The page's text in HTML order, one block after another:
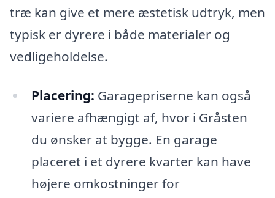
træ kan give et mere æstetisk udtryk, men
typisk er dyrere i både materialer og
vedligeholdelse.
Placering: Garagepriserne kan også
variere afhængigt af, hvor i Gråsten
du ønsker at bygge. En garage
placeret i et dyrere kvarter kan have
højere omkostninger for